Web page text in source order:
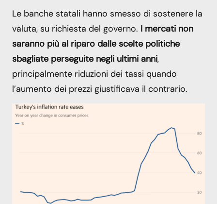
Le banche statali hanno smesso di sostenere la
valuta, su richiesta del governo. I mercati non
saranno più al riparo dalle scelte politiche
sbagliate perseguite negli ultimi anni,
principalmente riduzioni dei tassi quando
l’aumento dei prezzi giustificava il contrario.